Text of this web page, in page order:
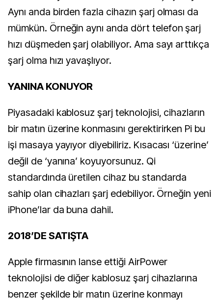
Aynı anda birden fazla cihazın şarj olması da
mümkün. Örneğin aynı anda dört telefon şarj
hızı düşmeden şarj olabiliyor. Ama sayı arttıkça
şarj olma hızı yavaşlıyor.
YANINA KONUYOR
Piyasadaki kablosuz şarj teknolojisi, cihazların
bir matın üzerine konmasını gerektirirken Pi bu
işi masaya yayıyor diyebiliriz. Kısacası ‘üzerine’
değil de ‘yanına’ koyuyorsunuz. Qi
standardında üretilen cihaz bu standarda
sahip olan cihazları şarj edebiliyor. Örneğin yeni
iPhone’lar da buna dahil.
2018’DE SATIŞTA
Apple firmasının lanse ettiği AirPower
teknolojisi de diğer kablosuz şarj cihazlarına
benzer şekilde bir matın üzerine konmayı